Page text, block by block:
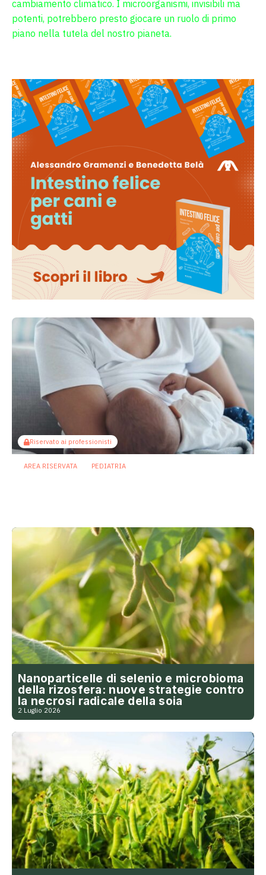
cambiamento climatico. I microorganismi, invisibili ma
potenti, potrebbero presto giocare un ruolo di primo
piano nella tutela del nostro pianeta.
Riservato ai professionisti
AREA RISERVATA PEDIATRIA
Nanoparticelle di selenio e microbioma
della rizosfera: nuove strategie contro
la necrosi radicale della soia
2 Luglio 2026